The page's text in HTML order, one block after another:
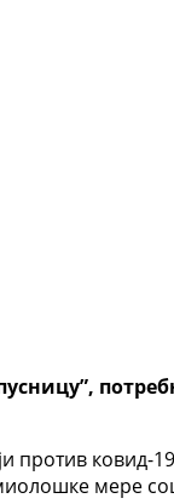
против
мере